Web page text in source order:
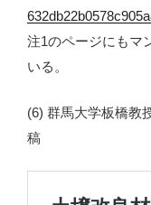
注1のページにもマ
いる。
(6) 群馬大学板橋教
稿